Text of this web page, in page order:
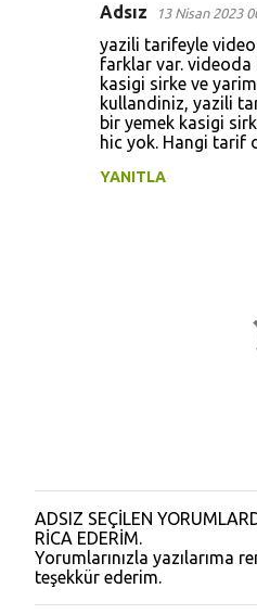
Adsız 13 Nisan 2023
yazili tarifeyle
farklar var. videoda
kasigi sirke ve
kullandiniz, yazili
bir yemek kasigi
hic yok. Hangi tarif
YANITLA
Y
o
r
u
m
ADSIZ SEÇİLEN
RİCA EDERİM.
Yorumlarınızla yazılarıma
teşekkür ederim.